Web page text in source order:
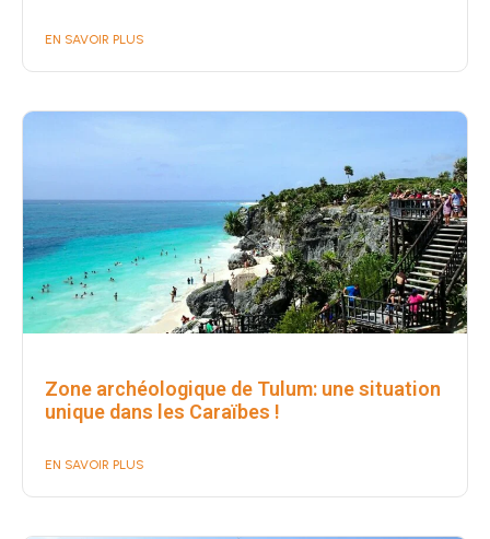
EN SAVOIR PLUS
Zone archéologique de Tulum: une situation
unique dans les Caraïbes !
EN SAVOIR PLUS